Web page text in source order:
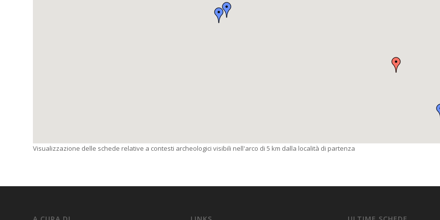
Visualizzazione delle schede relative a contesti archeologici visibili nell'arco di 5 km dalla località di partenza